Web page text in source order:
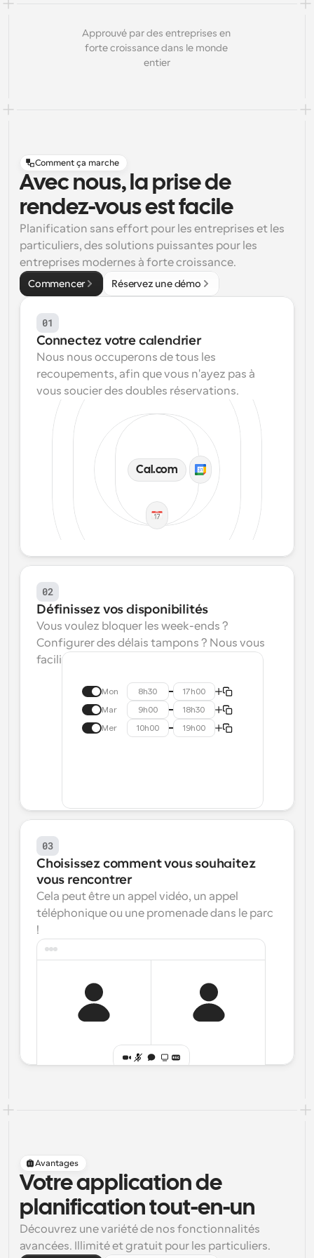
Approuvé par des entreprises en
forte croissance dans le monde
entier
Comment ça marche
Avec nous, la prise de
rendez-vous est facile
Planification sans effort pour les entreprises et les
particuliers, des solutions puissantes pour les
entreprises modernes à forte croissance.
Commencer Réservez une démo
01
Connectez votre calendrier
Nous nous occuperons de tous les
recoupements, afin que vous n'ayez pas à
vous soucier des doubles réservations.
Cal.com
02
Définissez vos disponibilités
Vous voulez bloquer les week-ends ?
Configurer des délais tampons ? Nous vous
facilitons la tâche.
Mon 8h30 17h00
Mar 9h00 18h30
Mer 10h00 19h00
03
Choisissez comment vous souhaitez
vous rencontrer
Cela peut être un appel vidéo, un appel
téléphonique ou une promenade dans le parc
!
Avantages
Votre application de
planification tout-en-un
Découvrez une variété de nos fonctionnalités
avancées. Illimité et gratuit pour les particuliers.